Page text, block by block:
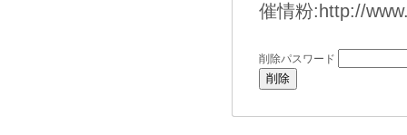
催情粉:http://
削除パスワード